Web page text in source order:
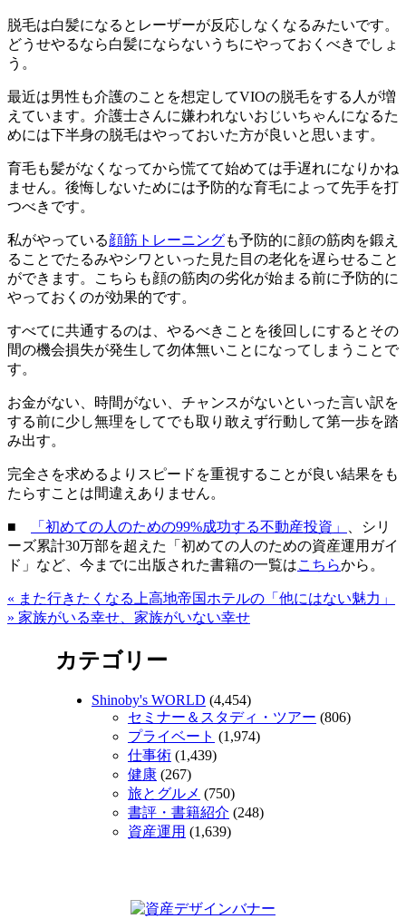
脱毛は白髪になるとレーザーが反応しなくなるみたいです。
どうせやるなら白髪にならないうちにやっておくべきでしょ
う。
最近は男性も介護のことを想定してVIOの脱毛をする人が増
えています。介護士さんに嫌われないおじいちゃんになるた
めには下半身の脱毛はやっておいた方が良いと思います。
育毛も髪がなくなってから慌てて始めては手遅れになりかね
ません。後悔しないためには予防的な育毛によって先手を打
つべきです。
私がやっている顔筋トレーニングも予防的に顔の筋肉を鍛え
ることでたるみやシワといった見た目の老化を遅らせること
ができます。こちらも顔の筋肉の劣化が始まる前に予防的に
やっておくのが効果的です。
すべてに共通するのは、やるべきことを後回しにするとその
間の機会損失が発生して勿体無いことになってしまうことで
す。
お金がない、時間がない、チャンスがないといった言い訳を
する前に少し無理をしてでも取り敢えず行動して第一歩を踏
み出す。
完全さを求めるよりスピードを重視することが良い結果をも
たらすことは間違えありません。
■ 「初めての人のための99%成功する不動産投資」
、シリ
ーズ累計30万部を超えた「初めての人のための資産運用ガイ
ド」など、今までに出版された書籍の一覧はこちらから。
« また行きたくなる上高地帝国ホテルの「他にはない魅力」
» 家族がいる幸せ、家族がいない幸せ
カテゴリー
Shinoby's WORLD (4,454)
セミナー＆スタディ・ツアー (806)
プライベート (1,974)
仕事術 (1,439)
健康 (267)
旅とグルメ (750)
書評・書籍紹介 (248)
資産運用 (1,639)